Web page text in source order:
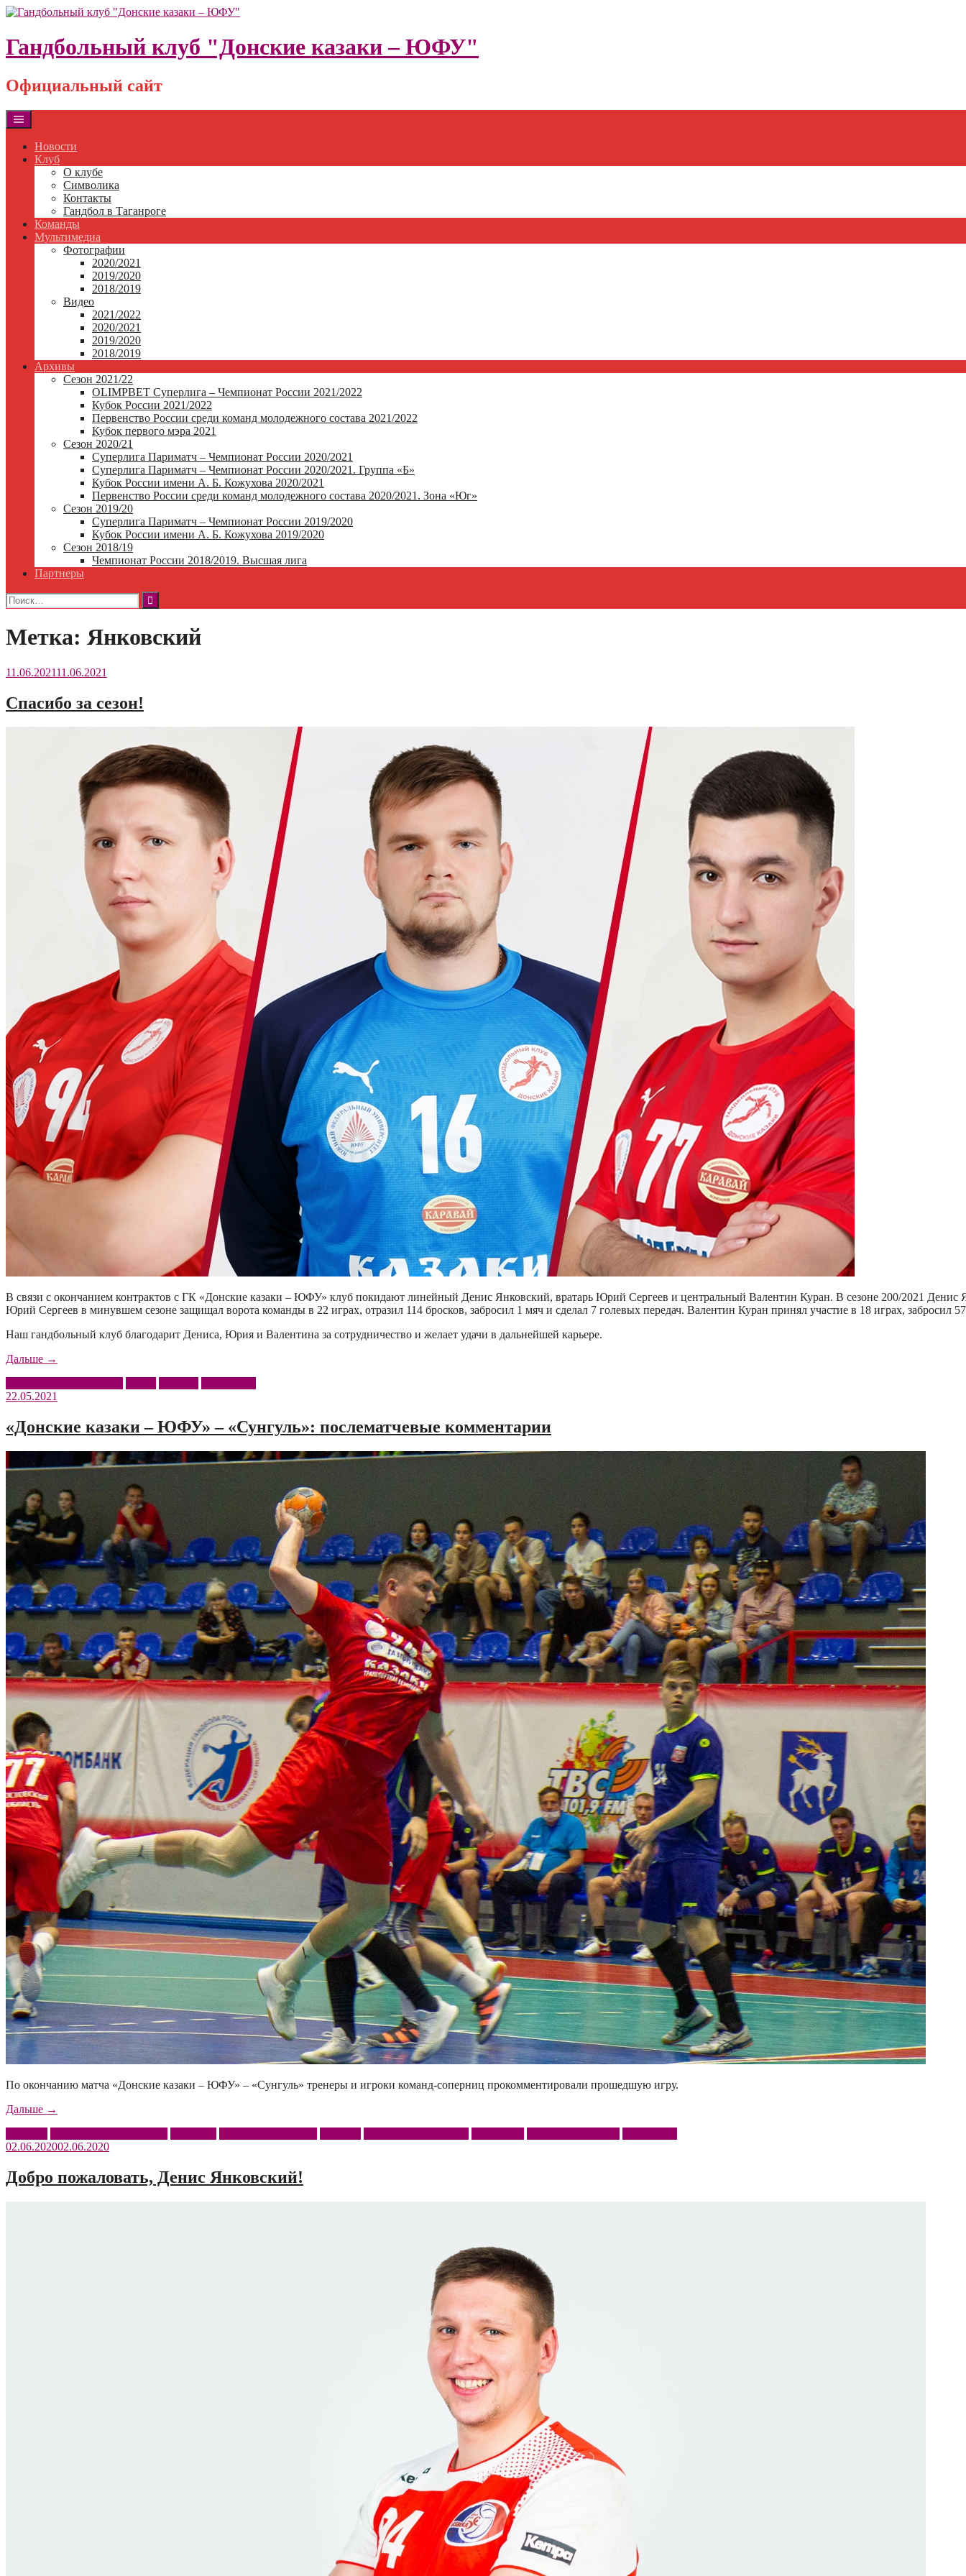
Skip
content
Гандбольный клуб "Донские казаки – ЮФУ"
Официальный сайт
Новости
Клуб
О клубе
Символика
Контакты
Гандбол в Таганроге
Команды
Мультимедиа
Фотографии
2020/2021
2019/2020
2018/2019
Видео
2021/2022
2020/2021
2019/2020
2018/2019
Архивы
Сезон 2021/22
OLIMPBET Суперлига – Чемпионат России 2021/2022
Кубок России 2021/2022
Первенство России среди команд молодежного состава 2021/2022
Кубок первого мэра 2021
Сезон 2020/21
Суперлига Париматч – Чемпионат России 2020/2021
Суперлига Париматч – Чемпионат России 2020/2021. Группа «Б»
Кубок России имени А. Б. Кожухова 2020/2021
Первенство России среди команд молодежного состава 2020/2021. Зона «Юг»
Сезон 2019/20
Суперлига Париматч – Чемпионат России 2019/2020
Кубок России имени А. Б. Кожухова 2019/2020
Сезон 2018/19
Чемпионат России 2018/2019. Высшая лига
Партнеры
Найти:
Метка: Янковский
11.06.202111.06.2021
Спасибо за сезон!
В связи с окончанием контрактов с ГК «Донские казаки – ЮФУ» клуб покидают линейный Денис Янковский, вратарь Юрий Сергеев и центральный Валентин Куран. В сезоне 200/2021 Денис
Юрий Сергеев в минувшем сезоне защищал ворота команды в 22 играх, отразил 114 бросков, забросил 1 мяч и сделал 7 голевых передач. Валентин Куран принял участие в 18 играх, забросил
Наш гандбольный клуб благодарит Дениса, Юрия и Валентина за сотрудничество и желает удачи в дальнейшей карьере.
Дальше «Спасибо
→
22.05.2021
«Донские казаки – ЮФУ» – «Сунгуль»: послематчевые комментарии
По окончанию матча «Донские казаки – ЮФУ» – «Сунгуль» тренеры и игроки команд-соперниц прокомментировали прошедшую игру.
Дальше ««Донские
ЮФУ»
«Сунгуль»:
послематчевые
→
02.06.202002.06.2020
Добро пожаловать, Денис Янковский!